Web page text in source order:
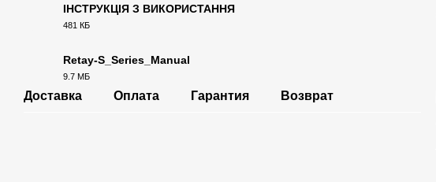
ІНСТРУКЦІЯ З ВИКОРИСТАННЯ
481 КБ
Retay-S_Series_Manual
9.7 МБ
Доставка Оплата Гарантия Возврат